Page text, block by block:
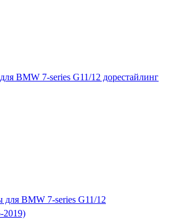
BMW 7-series G11/12 дорестайлинг
для BMW 7-series G11/12
2019)